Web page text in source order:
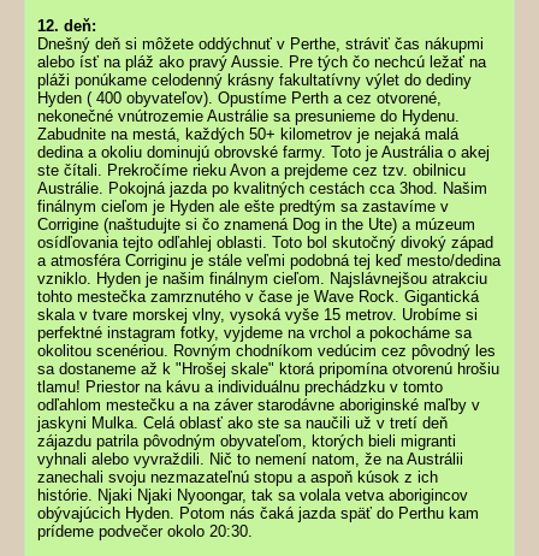
12. deň:
Dnešný deň si môžete oddýchnuť v Perthe, stráviť čas nákupmi
alebo ísť na pláž ako pravý Aussie. Pre tých čo nechcú ležať na
pláži ponúkame celodenný krásny fakultatívny výlet do dediny
Hyden ( 400 obyvateľov). Opustíme Perth a cez otvorené,
nekonečné vnútrozemie Austrálie sa presunieme do Hydenu.
Zabudnite na mestá, každých 50+ kilometrov je nejaká malá
dedina a okoliu dominujú obrovské farmy. Toto je Austrália o akej
ste čítali. Prekročíme rieku Avon a prejdeme cez tzv. obilnicu
Austrálie. Pokojná jazda po kvalitných cestách cca 3hod. Našim
finálnym cieľom je Hyden ale ešte predtým sa zastavíme v
Corrigine (naštudujte si čo znamená Dog in the Ute) a múzeum
osídľovania tejto odľahlej oblasti. Toto bol skutočný divoký západ
a atmosféra Corriginu je stále veľmi podobná tej keď mesto/dedina
vzniklo. Hyden je našim finálnym cieľom. Najslávnejšou atrakciu
tohto mestečka zamrznutého v čase je Wave Rock. Gigantická
skala v tvare morskej vlny, vysoká vyše 15 metrov. Urobíme si
perfektné instagram fotky, vyjdeme na vrchol a pokocháme sa
okolitou scenériou. Rovným chodníkom vedúcim cez pôvodný les
sa dostaneme až k "Hrošej skale" ktorá pripomína otvorenú hrošiu
tlamu! Priestor na kávu a individuálnu prechádzku v tomto
odľahlom mestečku a na záver starodávne aboriginské maľby v
jaskyni Mulka. Celá oblasť ako ste sa naučili už v tretí deň
zájazdu patrila pôvodným obyvateľom, ktorých bieli migranti
vyhnali alebo vyvraždili. Nič to nemení natom, že na Austrálii
zanechali svoju nezmazateľnú stopu a aspoň kúsok z ich
histórie. Njaki Njaki Nyoongar, tak sa volala vetva aborigincov
obývajúcich Hyden. Potom nás čaká jazda späť do Perthu kam
prídeme podvečer okolo 20:30.